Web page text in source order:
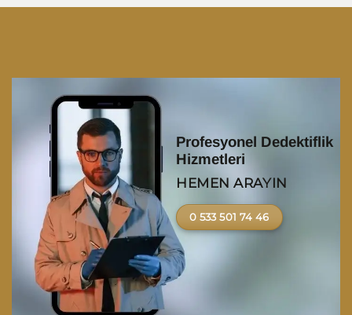
Profesyonel Dedektiflik
Hizmetleri
HEMEN ARAYIN
0 533 501 74 46